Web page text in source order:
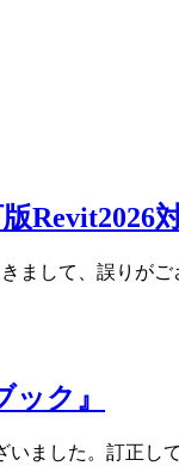
Revit2026対
まして、誤りが
ク』
ました。訂正